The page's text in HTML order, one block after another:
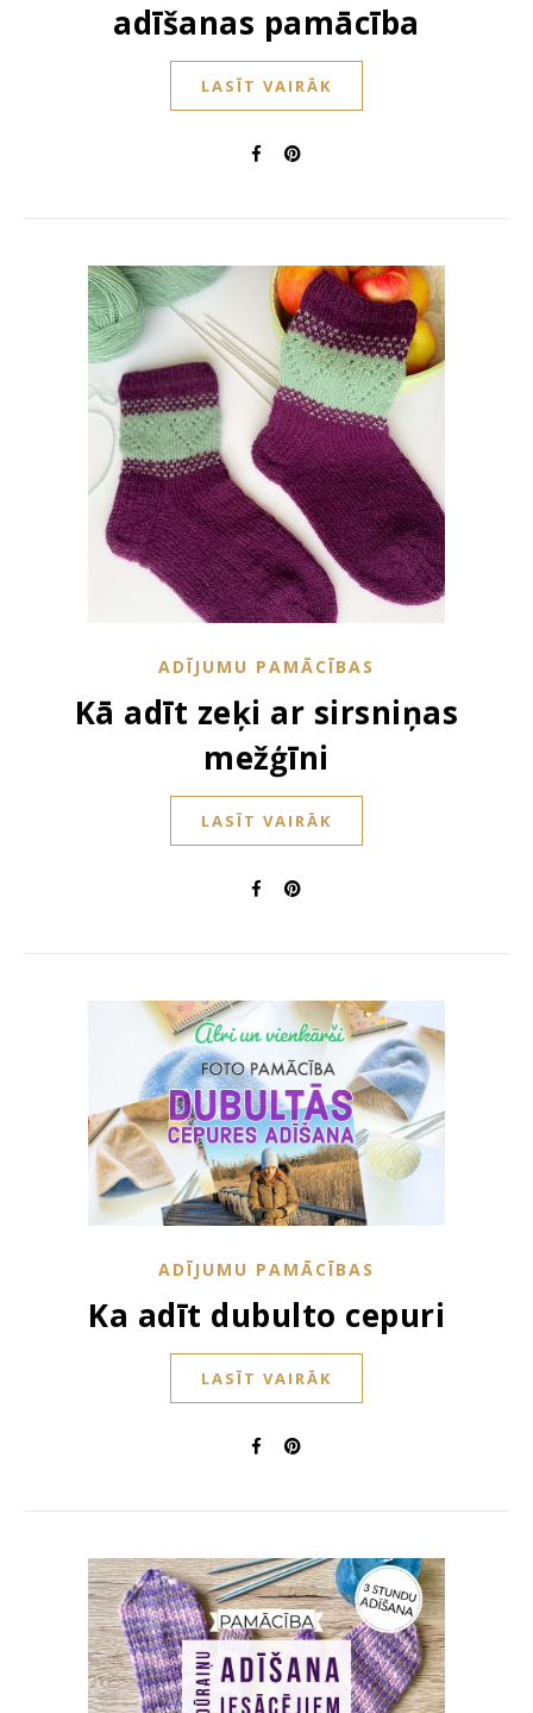
adīšanas pamācība
LASĪT VAIRĀK
ADĪJUMU PAMĀCĪBAS
Kā adīt zeķi ar sirsniņas
mežģīni
LASĪT VAIRĀK
ADĪJUMU PAMĀCĪBAS
Ka adīt dubulto cepuri
LASĪT VAIRĀK